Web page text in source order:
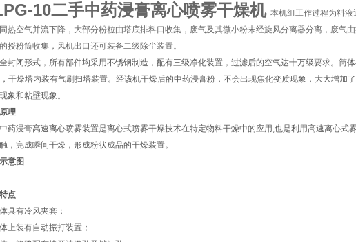
10二手中药浸膏离心喷雾干燥机本机组工作过程为料液
热空气并流下降，大部分粉粒由塔底排料口收集，废气及其微小粉末经旋风分离器分离，废气
授粉筒收集，风机出口还可装备二级除尘装置。
封闭形式，所有部件均采用不锈钢制造，配有三级净化装置，过滤后的空气达十万级要求。筒
干燥塔内装有气刷扫塔装置。经该机干燥后的中药浸膏粉，不会出现焦化变质现象，大大增加
象和粘壁现象。
理
浸膏高速离心喷雾装置是离心式喷雾干燥技术在特定物料干燥中的应用,也是利用高速离心式
，完成瞬间干燥，形成粉状成品的干燥装置。
意图
点
具有冷风夹套；
上装有自动振打装置；